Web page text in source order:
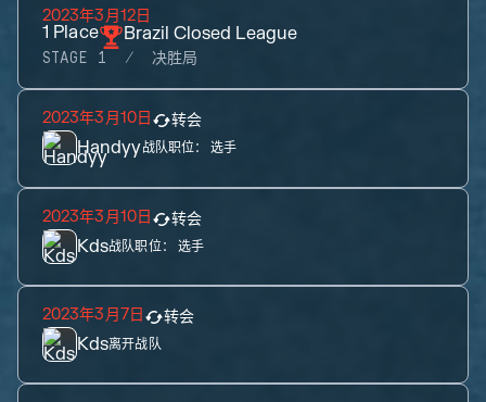
2023年3月12日
1 Place Brazil Closed League
STAGE 1 决胜局
2023年3月10日 转会
Handyy战队职位： 选手
2023年3月10日 转会
Kds战队职位： 选手
2023年3月7日 转会
Kds离开战队